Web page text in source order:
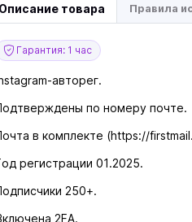
Описание товара Правила
Гарантия: 1 час
авторег.
по номеру почте.
в комплекте (https://
регистрации 01.2025.
250+.
2FA.